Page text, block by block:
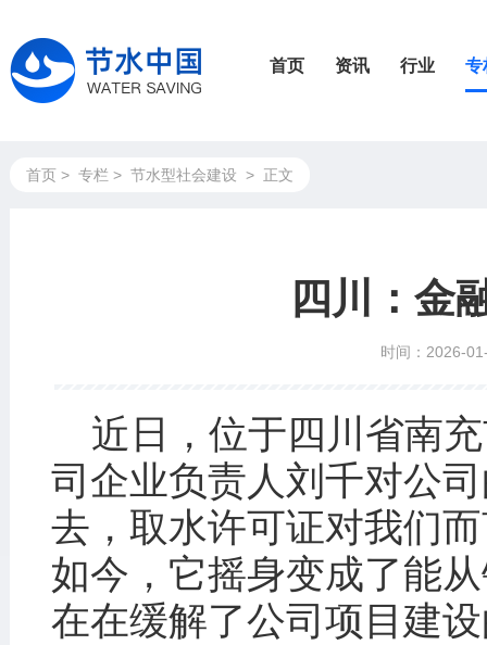
首页 资讯 行业 专
首页> 专栏 > 节水型社会建设 > 正文
四川：金
时间：2026-
近日，位于四川省南
司企业负责人刘千对公
去，取水许可证对我们
如今，它摇身变成了能
在在缓解了公司项目建